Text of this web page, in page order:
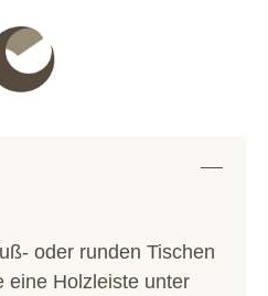
oder runden Tischen
eine Holzleiste unter